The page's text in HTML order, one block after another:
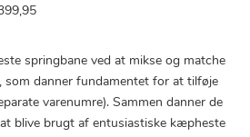
springbane ved at mikse og matche
som danner fundamentet for at tilføje
varenumre). Sammen danner de
blive brugt af entusiastiske kæpheste